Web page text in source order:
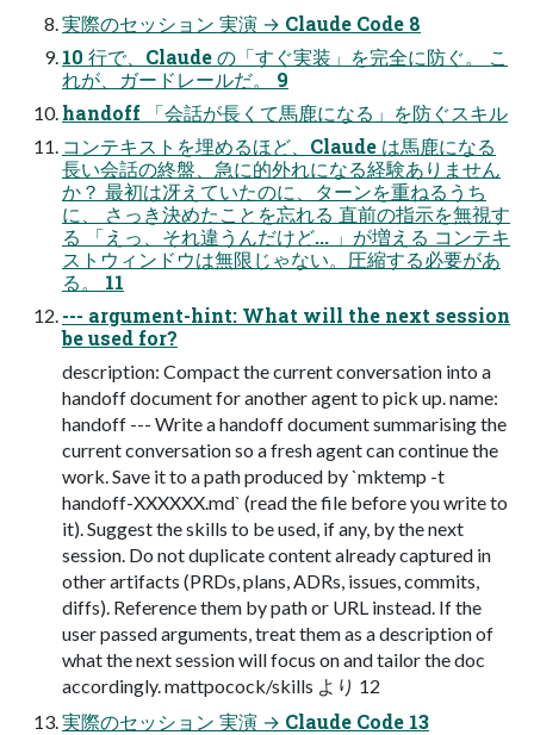
実際のセッション 実演 → Claude Code 8
10 行で、Claude の「すぐ実装」を完全に防ぐ。 こ
れが、ガードレールだ。 9
handoff 「会話が長くて馬鹿になる」を防ぐスキル
コンテキストを埋めるほど、Claude は馬鹿になる
長い会話の終盤、急に的外れになる経験ありません
か？ 最初は冴えていたのに、ターンを重ねるうち
に、 さっき決めたことを忘れる 直前の指示を無視す
る 「えっ、それ違うんだけど... 」が増える コンテキ
ストウィンドウは無限じゃない。圧縮する必要があ
る。 11
--- argument-hint: What will the next session
be used for?
description: Compact the current conversation into a
handoff document for another agent to pick up. name:
handoff --- Write a handoff document summarising the
current conversation so a fresh agent can continue the
work. Save it to a path produced by `mktemp -t
handoff-XXXXXX.md` (read the file before you write to
it). Suggest the skills to be used, if any, by the next
session. Do not duplicate content already captured in
other artifacts (PRDs, plans, ADRs, issues, commits,
diffs). Reference them by path or URL instead. If the
user passed arguments, treat them as a description of
what the next session will focus on and tailor the doc
accordingly. mattpocock/skills より 12
実際のセッション 実演 → Claude Code 13